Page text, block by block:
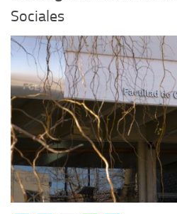
Sociales